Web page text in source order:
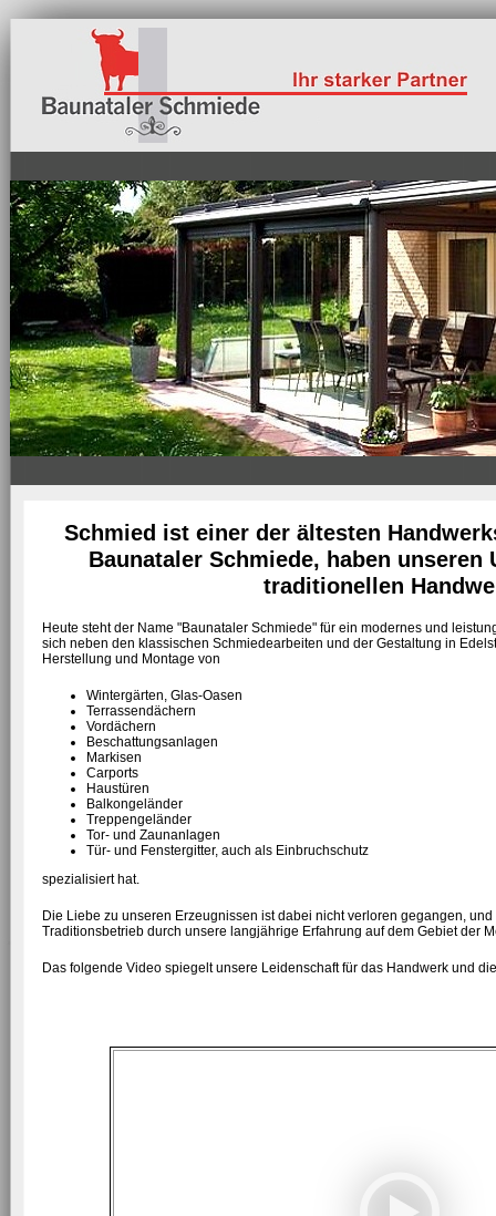
Schmied ist einer der ältesten
Baunataler Schmiede, haben unseren
traditionellen
Heute steht der Name "Baunataler Schmiede" für ein modernes und
sich neben den klassischen Schmiedearbeiten und der Gestaltung in
Herstellung und Montage von
Wintergärten, Glas-Oasen
Terrassendächern
Vordächern
Beschattungsanlagen
Markisen
Carports
Haustüren
Balkongeländer
Treppengeländer
Tor- und Zaunanlagen
Tür- und Fenstergitter, auch als Einbruchschutz
spezialisiert hat.
Die Liebe zu unseren Erzeugnissen ist dabei nicht verloren gegangen,
Traditionsbetrieb durch unsere langjährige Erfahrung auf dem Gebiet der
Das folgende Video spiegelt unsere Leidenschaft für das Handwerk und